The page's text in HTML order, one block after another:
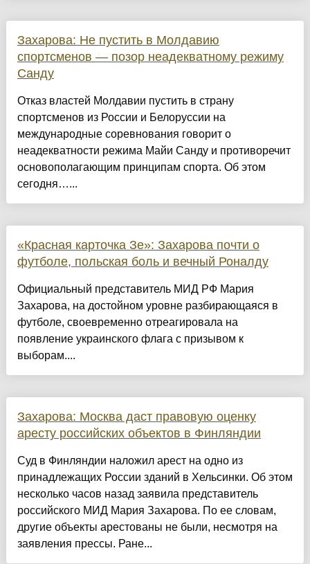
Захарова: Не пустить в Молдавию
спортсменов — позор неадекватному режиму
Санду
Отказ властей Молдавии пустить в страну
спортсменов из России и Белоруссии на
международные соревнования говорит о
неадекватности режима Майи Санду и противоречит
основополагающим принципам спорта. Об этом
сегодня…...
«Красная карточка Зе»: Захарова почти о
футболе, польская боль и вечный Роналду
Официальный представитель МИД РФ Мария
Захарова, на достойном уровне разбирающаяся в
футболе, своевременно отреагировала на
появление украинского флага с призывом к
выборам....
Захарова: Москва даст правовую оценку
аресту российских объектов в Финляндии
Суд в Финляндии наложил арест на одно из
принадлежащих России зданий в Хельсинки. Об этом
несколько часов назад заявила представитель
российского МИД Мария Захарова. По ее словам,
другие объекты арестованы не были, несмотря на
заявления прессы. Ране...